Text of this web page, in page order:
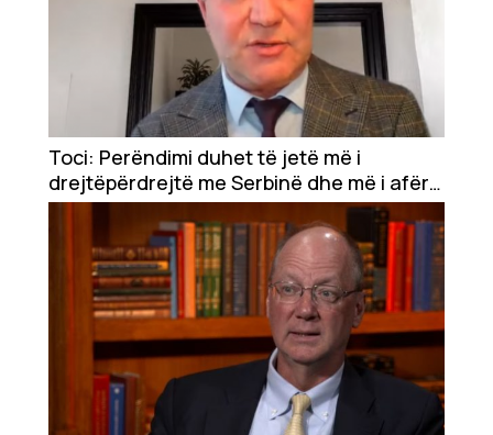
Toci: Perëndimi duhet të jetë më i
drejtëpërdrejtë me Serbinë dhe më i afërt
me Kosovën